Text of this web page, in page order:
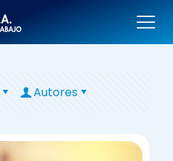
Autores